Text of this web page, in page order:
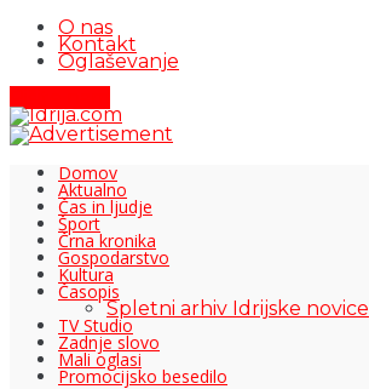
O nas
Kontakt
Oglaševanje
Domov
Aktualno
Čas in ljudje
Šport
Črna kronika
Gospodarstvo
Kultura
Časopis
Spletni arhiv Idrijske novice
TV Studio
Zadnje slovo
Mali oglasi
Promocijsko besedilo